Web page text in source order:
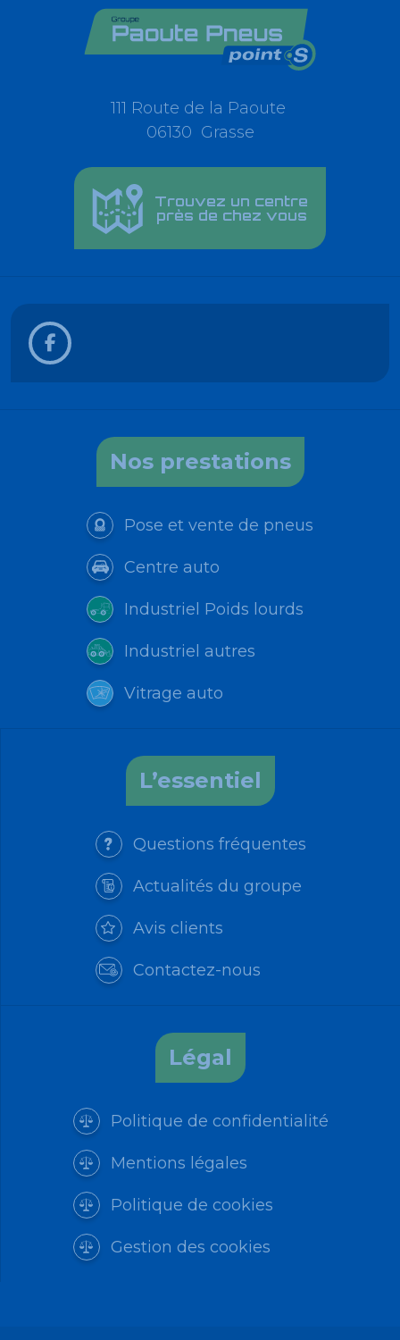
111 Route de la Paoute
06130 Grasse
Trouvez un centre
près de chez vous
Nos prestations
Pose et vente de pneus
Centre auto
Industriel Poids lourds
Industriel autres
Vitrage auto
L’essentiel
Questions fréquentes
Actualités du groupe
Avis clients
Contactez-nous
Légal
Politique de confidentialité
Mentions légales
Politique de cookies
Gestion des cookies